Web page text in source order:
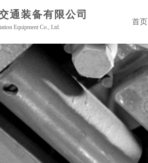
首页
通装备有限公司
Equipment Co., Ltd.